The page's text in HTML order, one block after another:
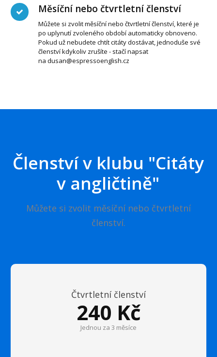
Měsíční nebo čtvrtletní členství
Můžete si zvolit měsíční nebo čtvrtletní členství, které je
po uplynutí zvoleného období automaticky obnoveno.
Pokud už nebudete chtít citáty dostávat, jednoduše své
členství kdykoliv zrušíte - stačí napsat
na dusan@espressoenglish.cz
Členství v klubu "Citáty
v angličtině"
Můžete si zvolit měsíční nebo čtvrtletní
členství.
Čtvrtletní členství
240 Kč
Jednou za 3 měsíce